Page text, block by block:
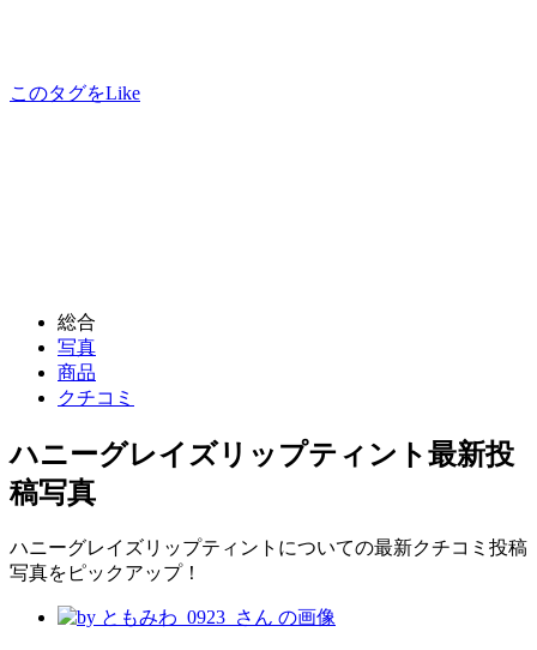
このタグをLike
総合
写真
商品
クチコミ
ハニーグレイズリップティント最新投
稿写真
ハニーグレイズリップティントについての最新クチコミ投稿
写真をピックアップ！